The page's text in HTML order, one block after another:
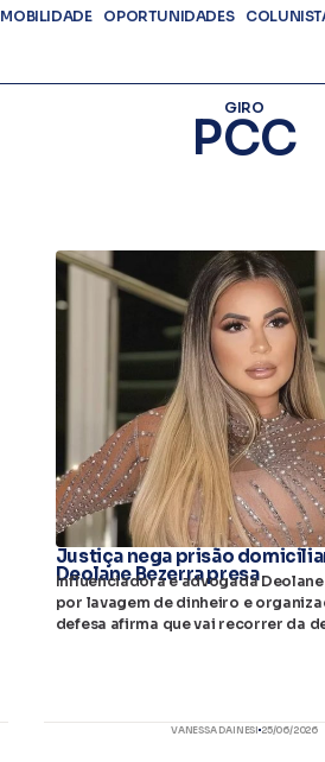
MOBILIDADE OPORTUNIDADES
GIRO
PCC
Justiça nega prisão
Deolane Bezerra presa
Influenciadora e advogada Deolane
por lavagem de dinheiro e
defesa afirma que vai recorrer da
VANESSA DAINESI 25/06/2026